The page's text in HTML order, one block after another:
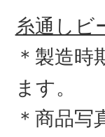
糸通しビ
＊製造
ます。
＊商品